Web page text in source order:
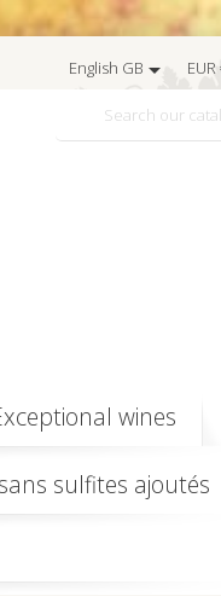
English GB EUR
wines
sulfites ajoutés